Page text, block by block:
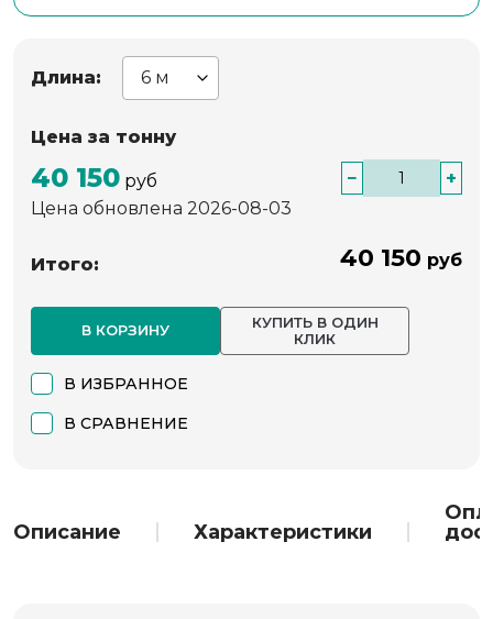
Длина:
Цена за тонну
40 150 руб −
+
Цена обновлена 2026-08-03
Итого: 40 150 руб
В КОРЗИНУ
КУПИТЬ В ОДИН
КЛИК
В ИЗБРАННОЕ
В СРАВНЕНИЕ
Описание Характеристики